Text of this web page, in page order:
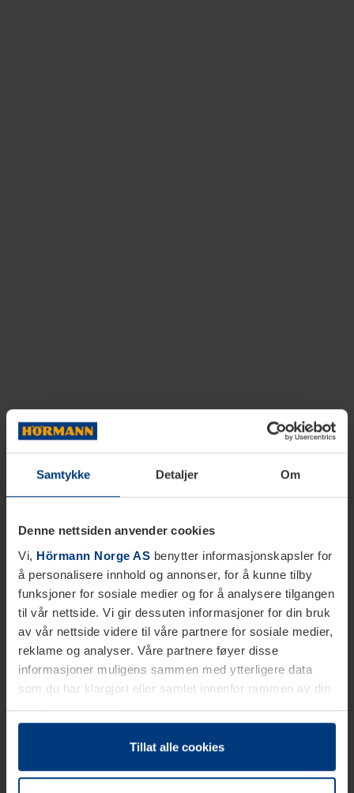
Samtykke Detaljer Om
Denne nettsiden anvender cookies
Vi, Hörmann Norge AS benytter informasjonskapsler for
å personalisere innhold og annonser, for å kunne tilby
funksjoner for sosiale medier og for å analysere tilgangen
til vår nettside. Vi gir dessuten informasjoner for din bruk
av vår nettside videre til våre partnere for sosiale medier,
reklame og analyser. Våre partnere føyer disse
informasjoner muligens sammen med ytterligere data
som du har klargjort eller samlet innenfor rammen av din
bruk av tjenestene.
Etter loven kan vi lagre informasjonskapsler på din
datamaskin, hvis disse er absolutt nødvendig for drift av
trenger vi din tillatelse. Du kan når som helst endre eller
Tillat alle cookies